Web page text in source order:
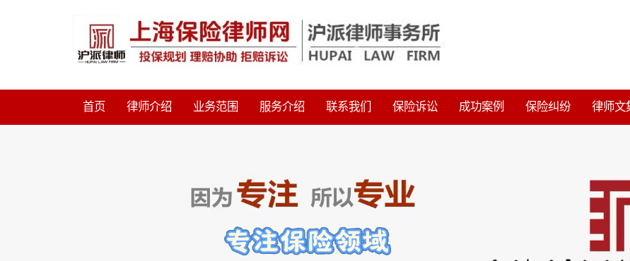
首页 律师介绍 业务范围 服务介绍 联系我们 保险诉讼 成功案例 保险纠纷 律师文